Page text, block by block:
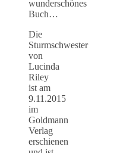
wunderschönes
Buch…
Die
Sturmschwester
von
Lucinda
Riley
ist am
9.11.2015
im
Goldmann
Verlag
erschienen